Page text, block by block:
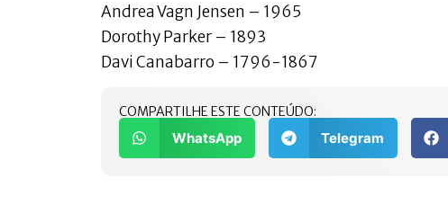
Andrea Vagn Jensen – 1965
Dorothy Parker – 1893
Davi Canabarro – 1796-1867
COMPARTILHE ESTE CONTEÚDO:
WhatsApp Telegram